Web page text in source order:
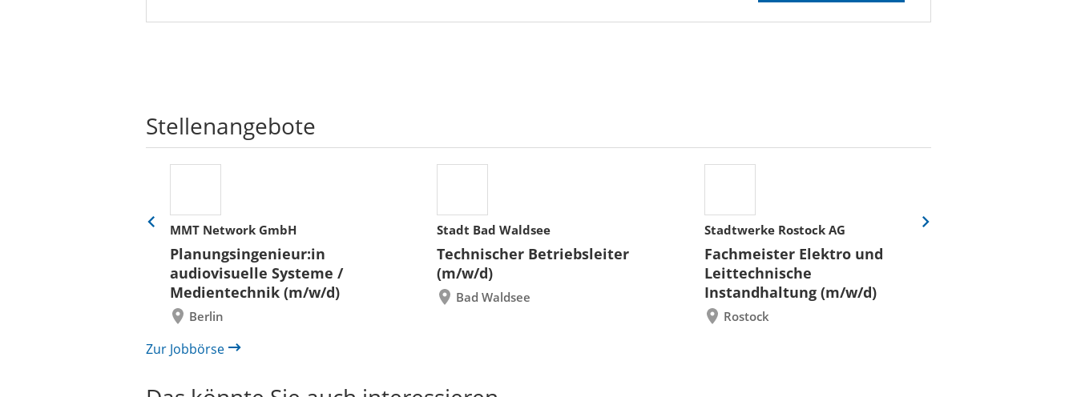
Stellenangebote
MMT Network GmbH
Planungsingenieur:in
audiovisuelle Systeme /
Medientechnik (m/w/d)
Berlin
Stadt Bad Waldsee
Technischer Betriebsleiter
(m/w/d)
Bad Waldsee
Stadtwerke Rostock AG
Fachmeister Elektro und
Leittechnische
Instandhaltung (m/w/d)
Rostock
Eine
zurück
Eine
Zur Jobbörse